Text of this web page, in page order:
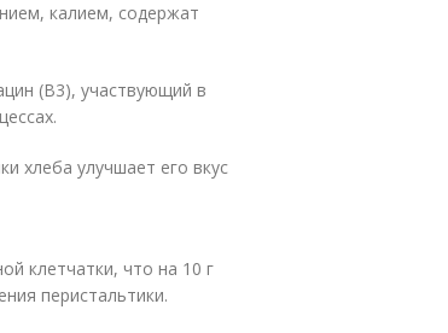
калием, содержат
(B3), участвующий в
хлеба улучшает его вкус
клетчатки, что на 10 г
перистальтики.